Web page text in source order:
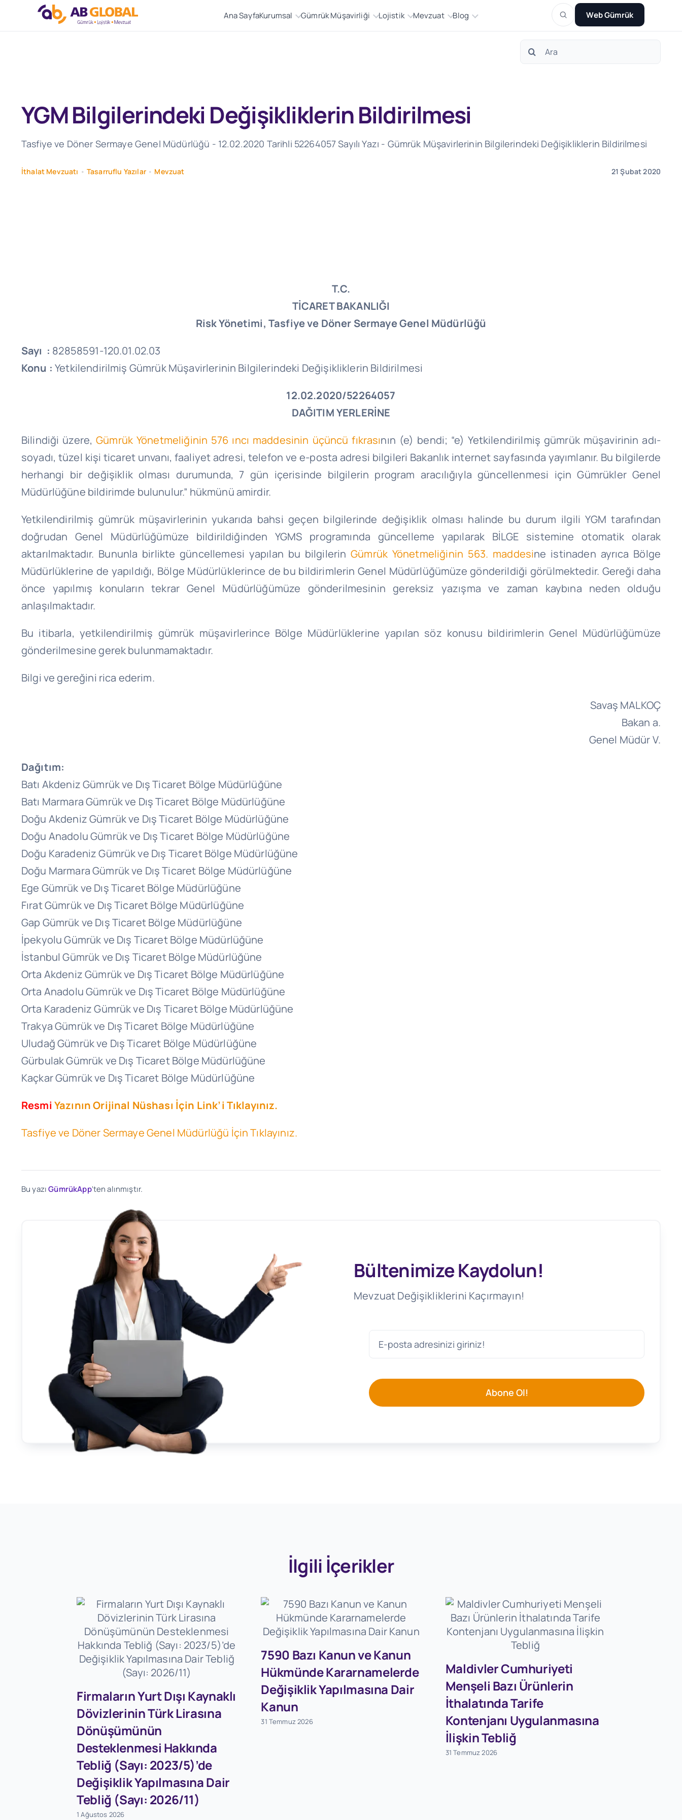
Ana SayfaKurumsal Gümrük Müşavirliği Lojistik Mevzuat Blog Web Gümrük
Search
YGM Bilgilerindeki Değişikliklerin Bildirilmesi
Tasfiye ve Döner Sermaye Genel Müdürlüğü - 12.02.2020 Tarihli 52264057 Sayılı Yazı - Gümrük Müşavirlerinin Bilgilerindeki Değişikliklerin Bildirilmesi
İthalat Mevzuatı • Tasarruflu Yazılar• Mevzuat 21 Şubat 2020
T.C.
TİCARET BAKANLIĞI
Risk Yönetimi, Tasfiye ve Döner Sermaye Genel Müdürlüğü
Sayı : 82858591-120.01.02.03
Konu : Yetkilendirilmiş Gümrük Müşavirlerinin Bilgilerindeki Değişikliklerin Bildirilmesi
12.02.2020/52264057
DAĞITIM YERLERİNE
Bilindiği üzere,Gümrük Yönetmeliğinin 576 ıncı maddesinin üçüncü fıkrasının (e) bendi; “e) Yetkilendirilmiş gümrük müşavirinin adı-
soyadı, tüzel kişi ticaret unvanı, faaliyet adresi, telefon ve e-posta adresi bilgileri Bakanlık internet sayfasında yayımlanır. Bu bilgilerde
herhangi bir değişiklik olması durumunda, 7 gün içerisinde bilgilerin program aracılığıyla güncellenmesi için Gümrükler Genel
Müdürlüğüne bildirimde bulunulur.” hükmünü amirdir.
Yetkilendirilmiş gümrük müşavirlerinin yukarıda bahsi geçen bilgilerinde değişiklik olması halinde bu durum ilgili YGM tarafından
doğrudan Genel Müdürlüğümüze bildirildiğinden YGMS programında güncelleme yapılarak BİLGE sistemine otomatik olarak
aktarılmaktadır. Bununla birlikte güncellemesi yapılan bu bilgilerinGümrük Yönetmeliğinin 563. maddesine istinaden ayrıca Bölge
Müdürlüklerine de yapıldığı, Bölge Müdürlüklerince de bu bildirimlerin Genel Müdürlüğümüze gönderildiği görülmektedir. Gereği daha
önce yapılmış konuların tekrar Genel Müdürlüğümüze gönderilmesinin gereksiz yazışma ve zaman kaybına neden olduğu
anlaşılmaktadır.
Bu itibarla, yetkilendirilmiş gümrük müşavirlerince Bölge Müdürlüklerine yapılan söz konusu bildirimlerin Genel Müdürlüğümüze
gönderilmesine gerek bulunmamaktadır.
Bilgi ve gereğini rica ederim.
Savaş MALKOÇ
Bakan a.
Genel Müdür V.
Dağıtım:
Batı Akdeniz Gümrük ve Dış Ticaret Bölge Müdürlüğüne
Batı Marmara Gümrük ve Dış Ticaret Bölge Müdürlüğüne
Doğu Akdeniz Gümrük ve Dış Ticaret Bölge Müdürlüğüne
Doğu Anadolu Gümrük ve Dış Ticaret Bölge Müdürlüğüne
Doğu Karadeniz Gümrük ve Dış Ticaret Bölge Müdürlüğüne
Doğu Marmara Gümrük ve Dış Ticaret Bölge Müdürlüğüne
Ege Gümrük ve Dış Ticaret Bölge Müdürlüğüne
Fırat Gümrük ve Dış Ticaret Bölge Müdürlüğüne
Gap Gümrük ve Dış Ticaret Bölge Müdürlüğüne
İpekyolu Gümrük ve Dış Ticaret Bölge Müdürlüğüne
İstanbul Gümrük ve Dış Ticaret Bölge Müdürlüğüne
Orta Akdeniz Gümrük ve Dış Ticaret Bölge Müdürlüğüne
Orta Anadolu Gümrük ve Dış Ticaret Bölge Müdürlüğüne
Orta Karadeniz Gümrük ve Dış Ticaret Bölge Müdürlüğüne
Trakya Gümrük ve Dış Ticaret Bölge Müdürlüğüne
Uludağ Gümrük ve Dış Ticaret Bölge Müdürlüğüne
Gürbulak Gümrük ve Dış Ticaret Bölge Müdürlüğüne
Kaçkar Gümrük ve Dış Ticaret Bölge Müdürlüğüne
Resmi Yazının Orijinal Nüshası İçin Link’i Tıklayınız.
Tasfiye ve Döner Sermaye Genel Müdürlüğü İçin Tıklayınız.
Bu yazıGümrükApp'ten alınmıştır.
Bültenimize Kaydolun!
Mevzuat Değişikliklerini Kaçırmayın!
Abone Ol!
İlgili İçerikler
Firmaların Yurt Dışı Kaynaklı
Dövizlerinin Türk Lirasına
Dönüşümünün
Desteklenmesi Hakkında
Tebliğ (Sayı: 2023/5)’de
Değişiklik Yapılmasına Dair
Tebliğ (Sayı: 2026/11)
1 Ağustos 2026
7590 Bazı Kanun ve Kanun
Hükmünde Kararnamelerde
Değişiklik Yapılmasına Dair
Kanun
31 Temmuz 2026
Maldivler Cumhuriyeti
Menşeli Bazı Ürünlerin
İthalatında Tarife
Kontenjanı Uygulanmasına
İlişkin Tebliğ
31 Temmuz 2026